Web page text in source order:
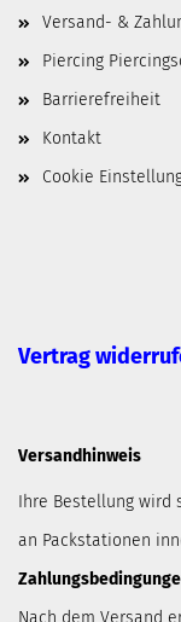
Versand- &
Piercing
Barrierefreiheit
Kontakt
Cookie
Vertrag
Versandhinweis
Ihre Bestellung wird
an Packstationen
Nach dem Versand